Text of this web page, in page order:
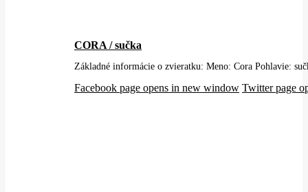
CORA / sučka
Základné informácie o zvieratku: Meno: Cora Pohlavie:
Facebook page opens in new window Twitter page